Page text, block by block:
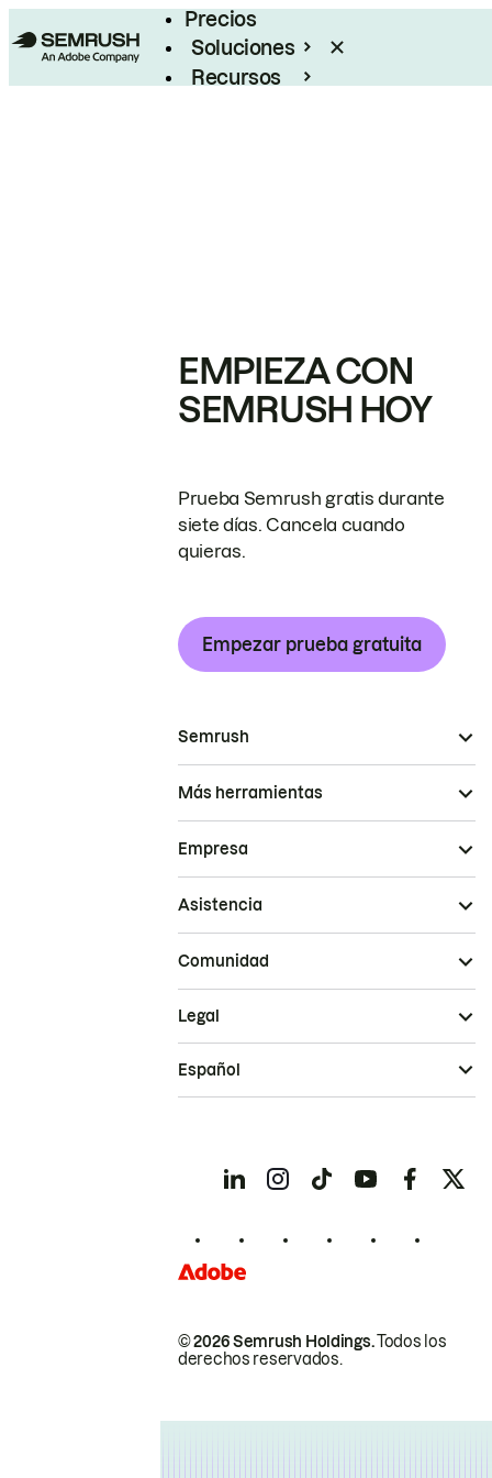
Precios
Soluciones
Recursos
EMPIEZA CON
SEMRUSH HOY
Prueba Semrush gratis durante
siete días. Cancela cuando
quieras.
Empezar prueba gratuita
Semrush
Más herramientas
Empresa
Asistencia
Comunidad
© 2026 Semrush Holdings.Todos los
derechos reservados.
Legal
Español